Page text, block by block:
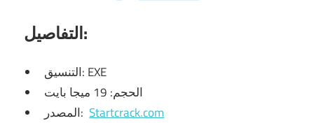
التفاصيل:
التنسيق: EXE
الحجم: 19 ميجا بايت
المصدر:Startcrack.com